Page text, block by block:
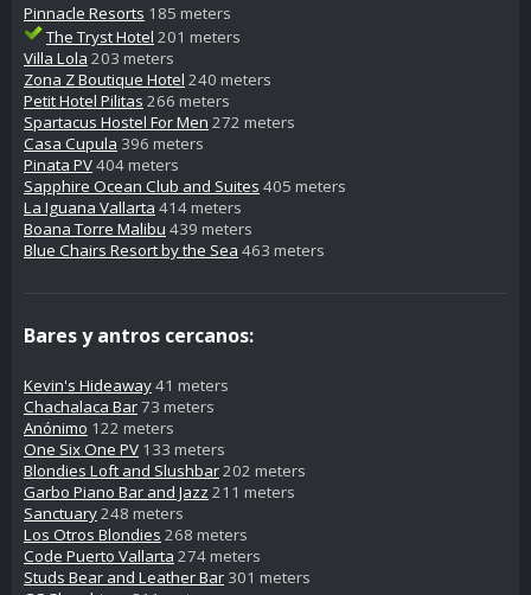
Pinnacle Resorts 185 meters
The Tryst Hotel 201 meters
Villa Lola 203 meters
Zona Z Boutique Hotel 240 meters
Petit Hotel Pilitas 266 meters
Spartacus Hostel For Men 272 meters
Casa Cupula 396 meters
Pinata PV404 meters
Sapphire Ocean Club and Suites 405 meters
La Iguana Vallarta 414 meters
Boana Torre Malibu 439 meters
Blue Chairs Resort by the Sea 463 meters
Bares y antros cercanos:
Kevin's Hideaway41 meters
Chachalaca Bar73 meters
Anónimo 122 meters
One Six One PV 133 meters
Blondies Loft and Slushbar202 meters
Garbo Piano Bar and Jazz 211 meters
Sanctuary248 meters
Los Otros Blondies 268 meters
Code Puerto Vallarta 274 meters
Studs Bear and Leather Bar 301 meters